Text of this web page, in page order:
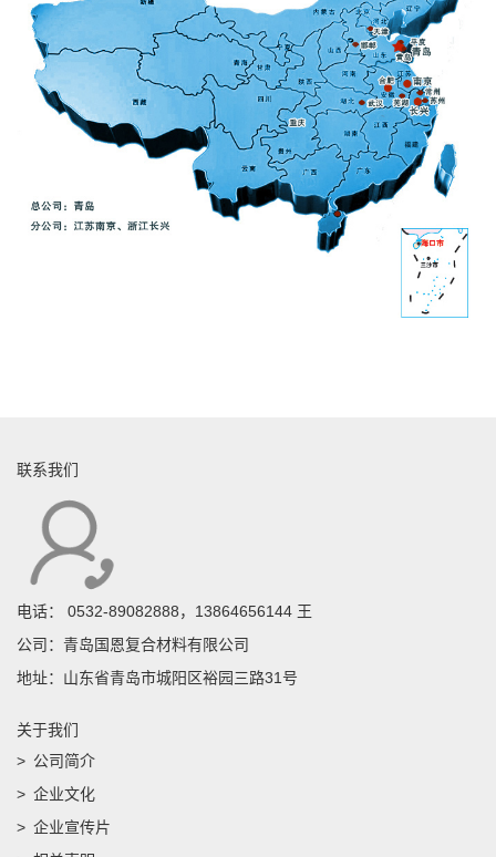
联系我们
电话： 0532-89082888，13864656144 王
公司：青岛国恩复合材料有限公司
地址：山东省青岛市城阳区裕园三路31号
关于我们
公司简介
企业文化
企业宣传片